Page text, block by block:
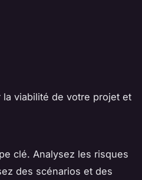
viabilité de votre projet et
clé. Analysez les risques
des scénarios et des